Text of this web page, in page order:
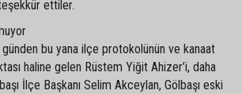
ettiler.
günden bu yana ilçe protokolünün ve kanaat
haline gelen Rüstem Yiğit Ahizer’i, daha
İlçe Başkanı Selim Akceylan, Gölbaşı eski